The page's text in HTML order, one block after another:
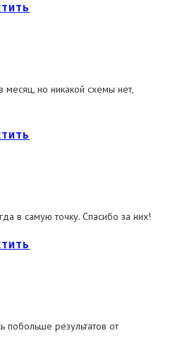
но никакой схемы нет,
в самую точку. Спасибо за них!
побольше результатов от